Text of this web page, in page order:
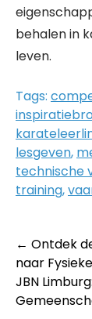
behalen in
leven.
Tags:
lesgeven,
technische
training,
Post
← Ontdek
naar
JBN